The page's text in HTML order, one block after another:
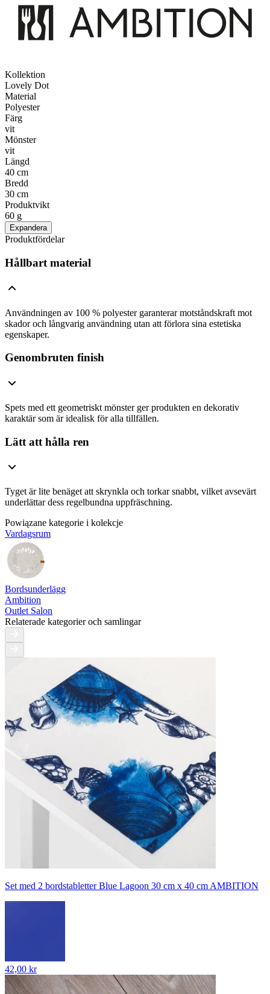
Kollektion
Lovely Dot
Material
Polyester
Färg
vit
Mönster
vit
Längd
40 cm
Bredd
30 cm
Produktvikt
60 g
Expandera
Produktfördelar
Hållbart material
Användningen av 100 % polyester garanterar motståndskraft mot
skador och långvarig användning utan att förlora sina estetiska
egenskaper.
Genombruten finish
Spets med ett geometriskt mönster ger produkten en dekorativ
karaktär som är idealisk för alla tillfällen.
Lätt att hålla ren
Tyget är lite benäget att skrynkla och torkar snabbt, vilket avsevärt
underlättar dess regelbundna uppfräschning.
Powiązane kategorie i kolekcje
Vardagsrum
Bordsunderlägg
Ambition
Outlet Salon
Relaterade kategorier och samlingar
Set med 2 bordstabletter Blue Lagoon 30 cm x 40 cm AMBITION
42,00 kr